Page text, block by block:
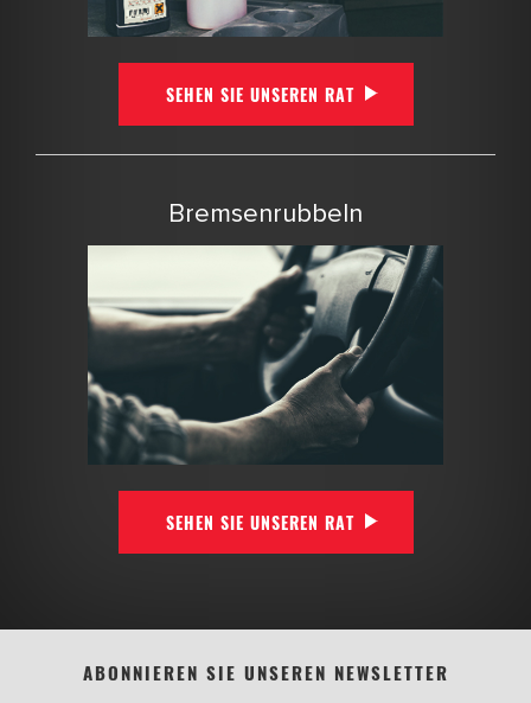
SEHEN SIE UNSEREN RAT
Bremsenrubbeln
SEHEN SIE UNSEREN RAT
ABONNIEREN SIE UNSEREN NEWSLETTER